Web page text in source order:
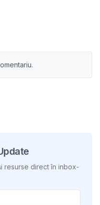
resurse direct în inbox-